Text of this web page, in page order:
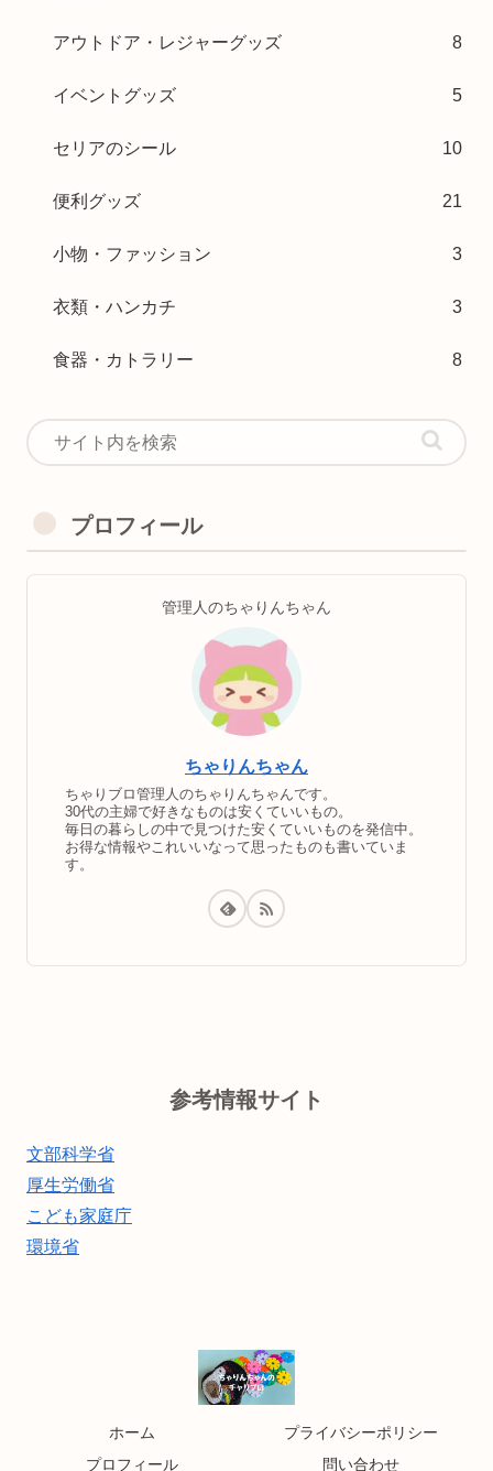
アウトドア・レジャーグッズ 8
イベントグッズ 5
セリアのシール 10
便利グッズ 21
小物・ファッション 3
衣類・ハンカチ 3
食器・カトラリー 8
プロフィール
管理人のちゃりんちゃん
ちゃりんちゃん
ちゃりブロ管理人のちゃりんちゃんです。
30代の主婦で好きなものは安くていいもの。
毎日の暮らしの中で見つけた安くていいものを発信中。
お得な情報やこれいいなって思ったものも書いていま
す。
参考情報サイト
文部科学省
厚生労働省
こども家庭庁
環境省
ホーム
プライバシーポリシー
プロフィール
問い合わせ